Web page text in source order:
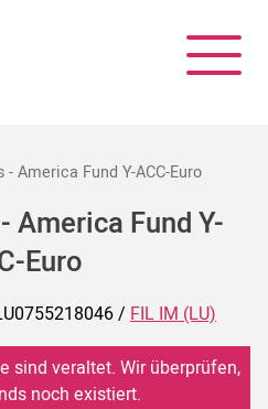
America Fund Y-ACC-Euro
America Fund Y-
Euro
/ FIL IM (LU)
sind veraltet. Wir überprüfen,
noch existiert.